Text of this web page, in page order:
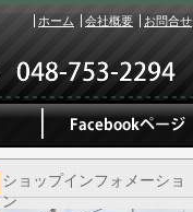
ホーム 会社概要 お問合せ
ショップインフォメーショ
ン